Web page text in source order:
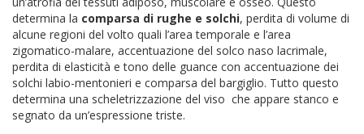
determina la comparsa di rughe e solchi, perdita di volume di
alcune regioni del volto quali l’area temporale e l’area
zigomatico-malare, accentuazione del solco naso lacrimale,
perdita di elasticità e tono delle guance con accentuazione dei
solchi labio-mentonieri e comparsa del bargiglio. Tutto questo
determina una scheletrizzazione del viso che appare stanco e
segnato da un’espressione triste.